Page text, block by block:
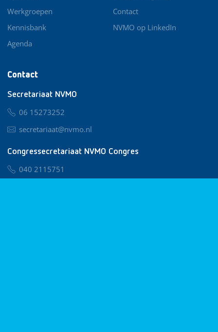
Contact
Secretariaat NVMO
06 15273252
secretariaat@nvmo.nl
Congressecretariaat NVMO Congres
040 2115751
Werkgroepen
Kennisbank
Agenda
Contact
NVMO op LinkedIn